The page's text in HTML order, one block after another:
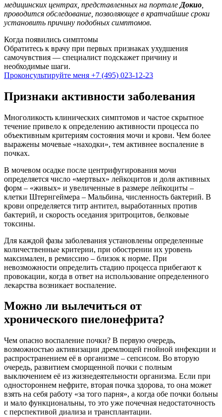
медицинских центрах, представленных на портале Докио
проводится обследование, позволяющее в кратчайшие сроки
установить причину подобных симптомов.
Когда появились симптомы
Обратитесь к врачу при первых признаках ухудшения
самочувствия — специалист подскажет причину и
необходимые шаги.
Проконсультируйте меня +7 (495) 023-12-23
Признаки активности заболевания
Многоликость клинических симптомов и частое скрытное
течение привело к определению активности процесса по
объективным критериям состояния мочи и крови. Чем более
выражены мочевые «находки», тем активнее воспаление в
почках.
В мочевом осадке после центрифугирования мочи
определяется число «мертвых» лейкоцитов и доля активных
форм – «живых» и увеличенные в размере лейкоциты –
клетки Штернгеймера – Мальбина, численность бактерий. В
крови определяется титр антител, выработанных против
бактерий, и скорость оседания эритроцитов, белковые
токсины.
Для каждой фазы заболевания установлены определенные
количественные критерии, при обострении их уровень
максимален, в ремиссию – близок к норме. При
невозможности определить стадию процесса прибегают к
провокации, когда в ответ на использование определенного
лекарства возникает воспаление.
Можно ли вылечиться от
хронического пиелонефрита?
Чем опасно воспаление почки? В первую очередь,
возможностью активизации дремлющей гнойной инфекции и
распространением её в организме – сепсисом. Во вторую
очередь, развитием сморщенной почки с полным
выключением её из жизнедеятельности организма. Если при
одностороннем нефрите, вторая почка здорова, то она может
взять на себя работу «за того парня», а когда обе почки больны
и мало функциональны, то это уже почечная недостаточность
с перспективой диализа и трансплантации.